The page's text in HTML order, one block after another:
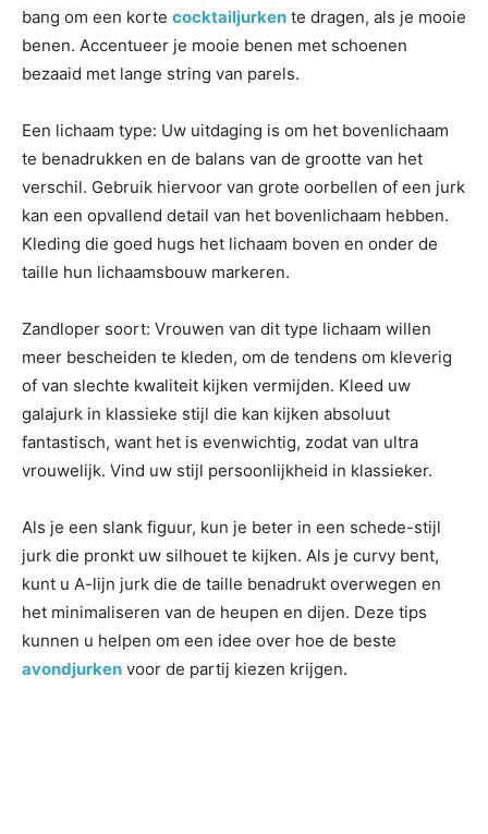
bang om een korte cocktailjurken te dragen, als je mooie
benen. Accentueer je mooie benen met schoenen
bezaaid met lange string van parels.
Een lichaam type: Uw uitdaging is om het bovenlichaam
te benadrukken en de balans van de grootte van het
verschil. Gebruik hiervoor van grote oorbellen of een jurk
kan een opvallend detail van het bovenlichaam hebben.
Kleding die goed hugs het lichaam boven en onder de
taille hun lichaamsbouw markeren.
Zandloper soort: Vrouwen van dit type lichaam willen
meer bescheiden te kleden, om de tendens om kleverig
of van slechte kwaliteit kijken vermijden. Kleed uw
galajurk in klassieke stijl die kan kijken absoluut
fantastisch, want het is evenwichtig, zodat van ultra
vrouwelijk. Vind uw stijl persoonlijkheid in klassieker.
Als je een slank figuur, kun je beter in een schede-stijl
jurk die pronkt uw silhouet te kijken. Als je curvy bent,
kunt u A-lijn jurk die de taille benadrukt overwegen en
het minimaliseren van de heupen en dijen. Deze tips
kunnen u helpen om een idee over hoe de beste
avondjurken voor de partij kiezen krijgen.